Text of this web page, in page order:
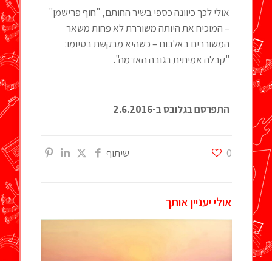
אולי לכך כיוונה כספי בשיר החותם, "חוף פרישמן"
– המוכיח את היותה משוררת לא פחות משאר
המשוררים באלבום – כשהיא מבקשת בסיומו:
"קבלה אמיתית בגובה האדמה".
התפרסם בגלובס ב-2.6.2016
שיתוף 0
אולי יעניין אותך